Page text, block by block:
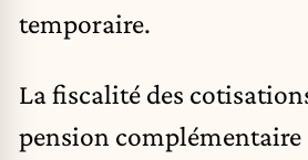
temporaire.
La fiscalité des
pension complémentaire